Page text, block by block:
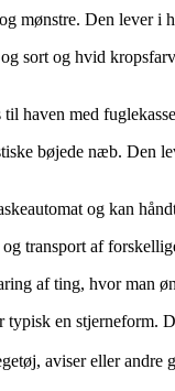
mønstre. Den lever i
sort og hvid
haven med
bøjede næb. Den
og kan
transport af
af ting, hvor man
typisk en stjerneform.
aviser eller andre